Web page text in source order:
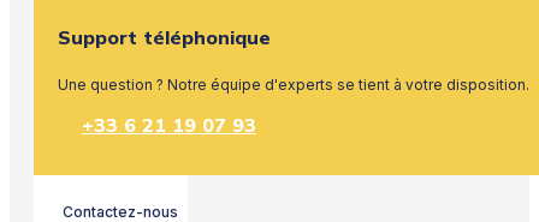
Support téléphonique
Une question ? Notre équipe d'experts se tient à votre disposition.
+33 6 21 19 07 93
Contactez-nous